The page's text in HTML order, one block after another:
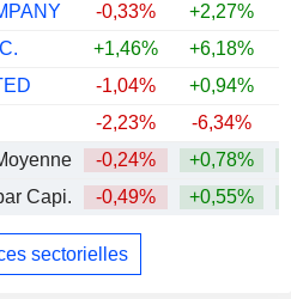
-0,33% +2,27%
+1,46% +6,18%
-1,04% +0,94%
-2,23% -6,34%
-0,24% +0,78%
Capi.
-0,49% +0,55%
sectorielles